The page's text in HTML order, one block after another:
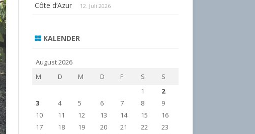
Côte d‘Azur 12. Juli 2026
KALENDER
August 2026
M
D M D F S
S
1
2
3
4 5 6 7 8
9
10
11 12 13 14 15
16
17
18 19 20 21 22
23